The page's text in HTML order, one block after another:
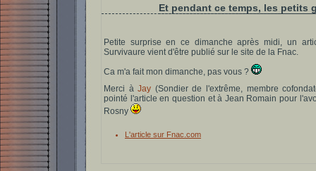
Et pendant ce temps, les petits
Petite surprise en ce dimanche après midi, un
Survivaure vient d'être publié sur le site de la Fnac.
Ca m'a fait mon dimanche, pas vous ?
Merci àJay (Sondier de l'extrême, membre
pointé l'article en question et à Jean Romain pour
Rosny
L'article sur Fnac.com